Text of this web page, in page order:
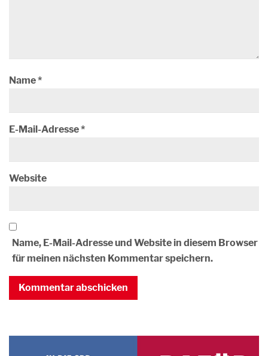
Name*
E-Mail-Adresse*
Website
Name, E-Mail-Adresse und Website in diesem Browser
für meinen nächsten Kommentar speichern.